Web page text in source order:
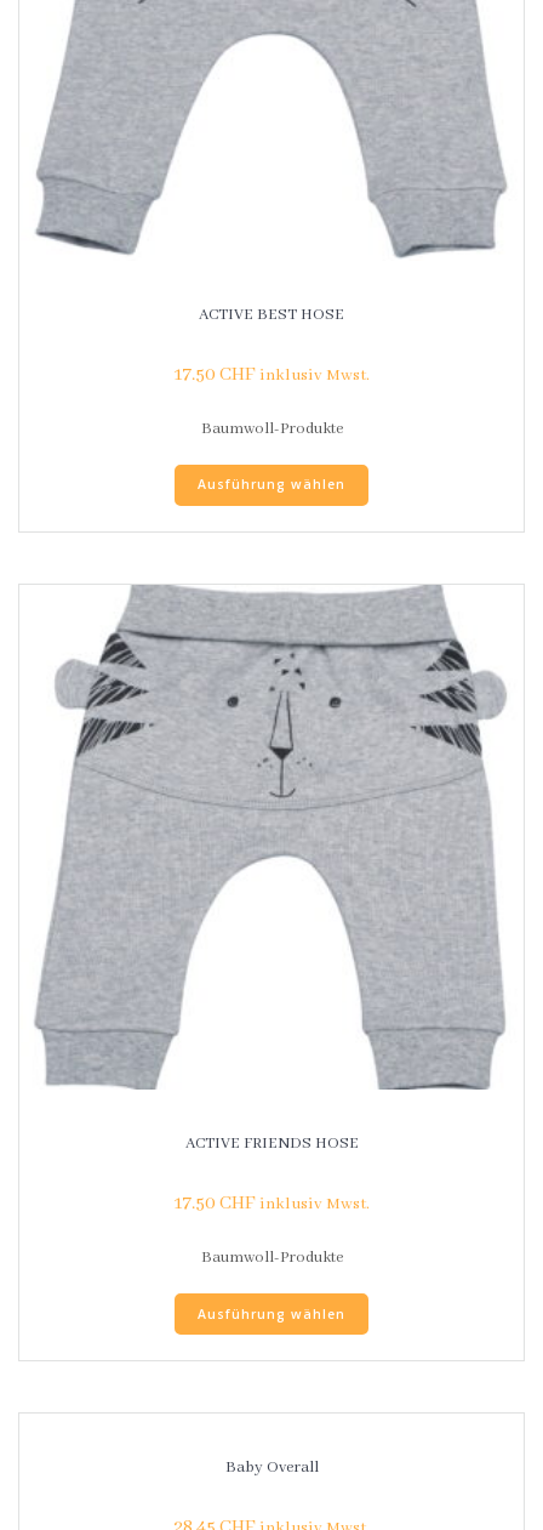
ACTIVE BEST HOSE
17.50 CHF inklusiv Mwst.
Baumwoll-Produkte
Ausführung wählen
ACTIVE FRIENDS HOSE
17.50 CHF inklusiv Mwst.
Baumwoll-Produkte
Ausführung wählen
Baby Overall